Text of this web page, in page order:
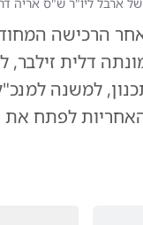
לאחר הרכישה
2023, מונתה דלית
למשנה
האחריות לפתח